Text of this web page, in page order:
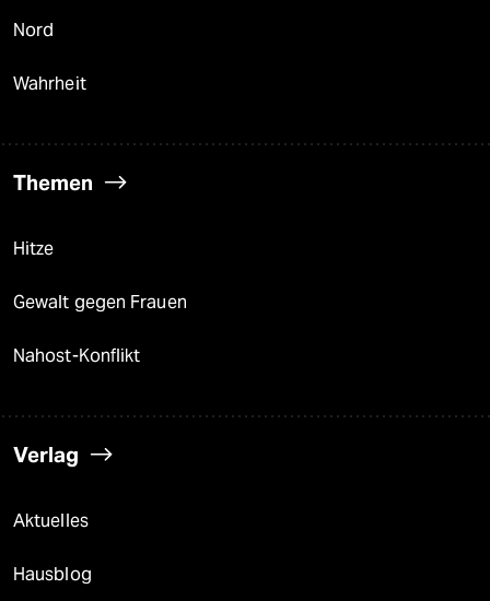
Nord
Wahrheit
Themen
Hitze
Gewalt gegen Frauen
Nahost-Konflikt
Verlag
Aktuelles
Hausblog